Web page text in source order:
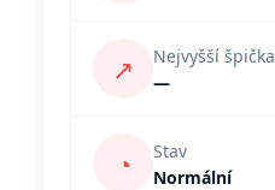
↗
Nejvyšší špička
—
◔
Stav
Normální